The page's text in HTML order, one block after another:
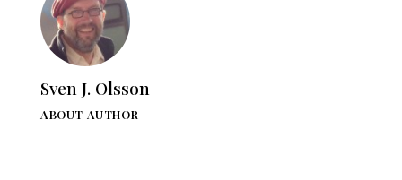
Sven J. Olsson
ABOUT AUTHOR